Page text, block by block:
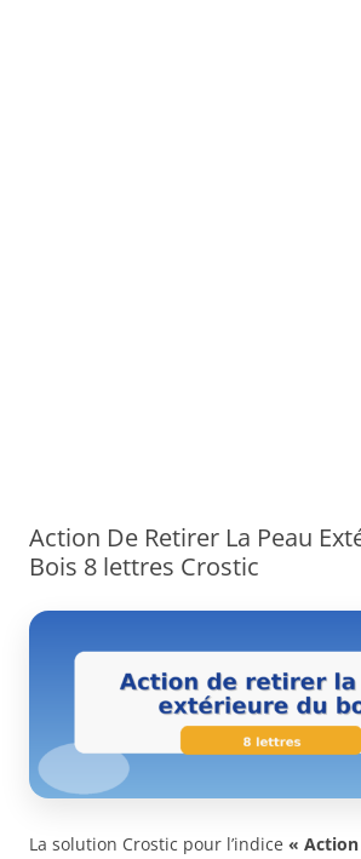
Action De Retirer La Peau
Bois 8 lettres Crostic
La solution Crostic pour l’indice «